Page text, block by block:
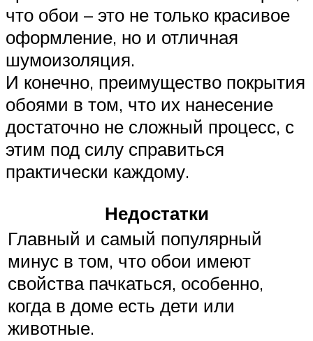
что обои – это не только красивое
оформление, но и отличная
шумоизоляция.
И конечно, преимущество покрытия
обоями в том, что их нанесение
достаточно не сложный процесс, с
этим под силу справиться
практически каждому.
Недостатки
Главный и самый популярный
минус в том, что обои имеют
свойства пачкаться, особенно,
когда в доме есть дети или
животные.